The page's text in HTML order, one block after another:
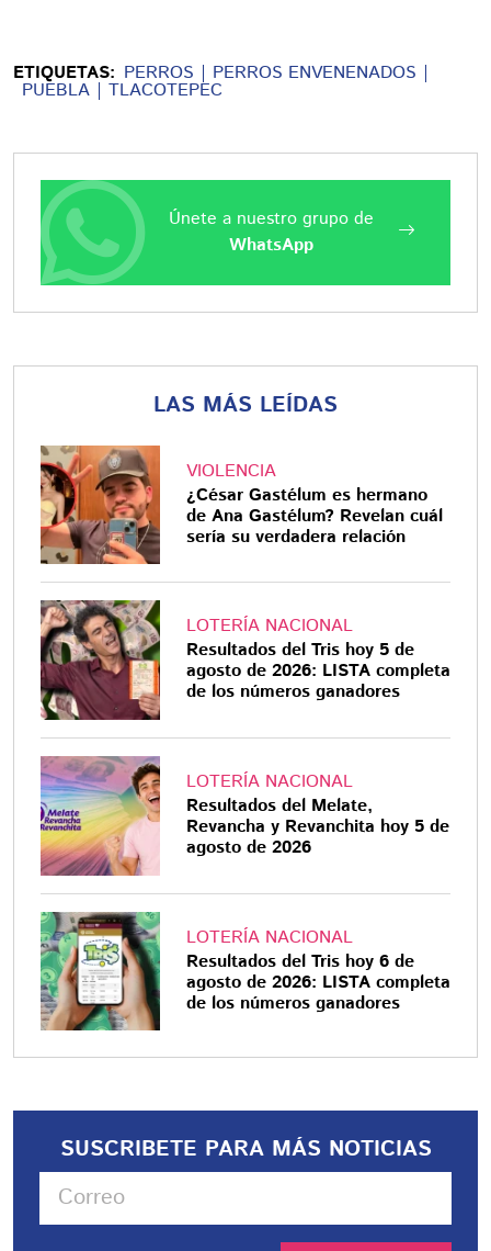
ETIQUETAS: PERROS PERROS ENVENENADOS
PUEBLA TLACOTEPEC
Únete a nuestro grupo de
WhatsApp
LAS MÁS LEÍDAS
VIOLENCIA
¿César Gastélum es hermano
de Ana Gastélum? Revelan cuál
sería su verdadera relación
LOTERÍA NACIONAL
Resultados del Tris hoy 5 de
agosto de 2026: LISTA completa
de los números ganadores
LOTERÍA NACIONAL
Resultados del Melate,
Revancha y Revanchita hoy 5 de
agosto de 2026
LOTERÍA NACIONAL
Resultados del Tris hoy 6 de
agosto de 2026: LISTA completa
de los números ganadores
SUSCRIBETE PARA MÁS NOTICIAS